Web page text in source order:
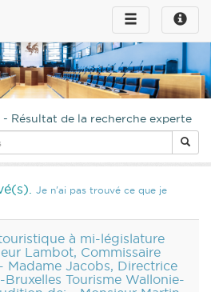
Toggle
infos
Toggle
navigation
Résultat de la recherche experte
Je n'ai pas trouvé ce que je
à mi-législature
Lambot, Commissaire
Madame Jacobs, Directrice
Tourisme Wallonie-